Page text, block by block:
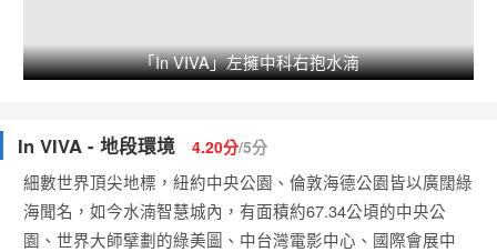
「In VIVA」左擁中科右抱水湳
In VIVA - 地段環境 4.20分/5分
細數世界頂尖地標，紐約中央公園、倫敦海德公園皆以廣闊綠
海聞名，如今水湳智慧城內，有面積約67.34公頃的中央公
園、世界大師擘劃的綠美圖、中台灣電影中心、國際會展中